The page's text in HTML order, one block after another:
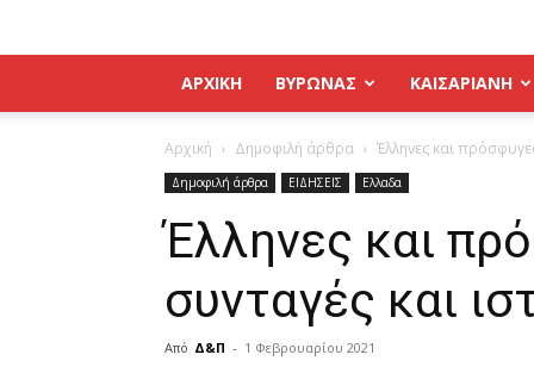
–
Παγκράτι
ΑΡΧΙΚΉ ΒΥΡΩΝΑΣ ΚΑΙΣΑΡΙΑΝΗ
Αρχική Δημοφιλή άρθρα Έλληνες και
Δημοφιλή άρθρα ΕΙΔΗΣΕΙΣ Ελλαδα
Έλληνες και
συνταγές και
Από Δ&Π - 1 Φεβρουαρίου 2021